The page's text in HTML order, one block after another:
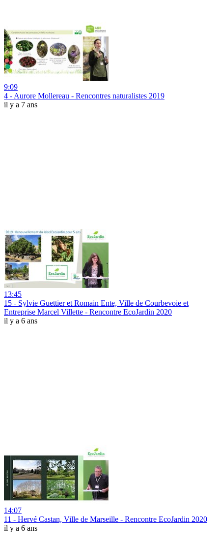
9:09
4 - Aurore Mollereau - Rencontres naturalistes 2019
il y a 7 ans
13:45
15 - Sylvie Guettier et Romain Ente, Ville de Courbevoie et
Entreprise Marcel Villette - Rencontre EcoJardin 2020
il y a 6 ans
14:07
11 - Hervé Castan, Ville de Marseille - Rencontre EcoJardin 2020
il y a 6 ans